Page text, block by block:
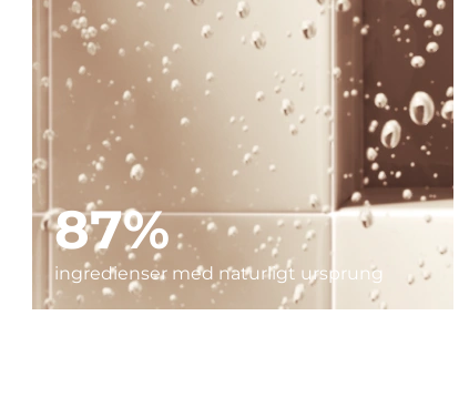
87%
ingredienser med naturligt ursprung